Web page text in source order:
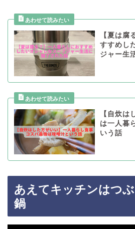
【夏は腐
すすめし
ジャー生
【自炊は
は一人暮
いう話
あえてキッチンはつ
鍋